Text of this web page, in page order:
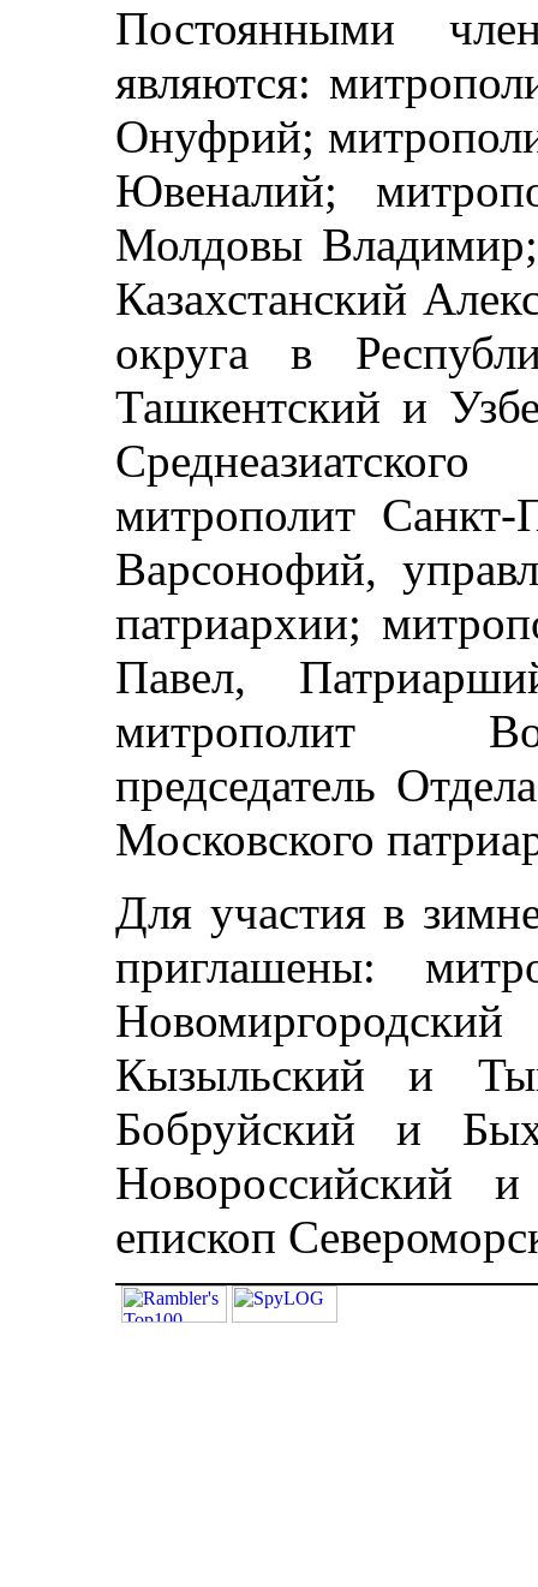
Постоянными
являются:
Онуфрий;
Ювеналий;
Молдовы
Казахстанский
округа в
Ташкентский и
митрополит Санкт-
Варсонофий,
патриархии;
Павел,
митрополит
председатель
Московского
Для участия в
приглашены:
Кызыльский и
Бобруйский и
Новороссийский
епископ